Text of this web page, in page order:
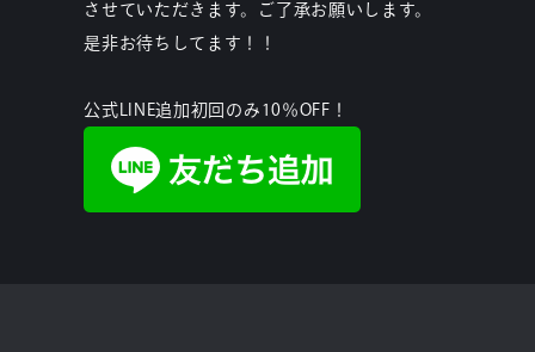
させていただきます。ご了承お願いします。
是非お待ちしてます！！
公式LINE追加初回のみ10％OFF！